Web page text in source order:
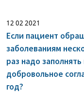
12 02 2021
Если пациент
заболеваниям
раз надо
добровольное
год?